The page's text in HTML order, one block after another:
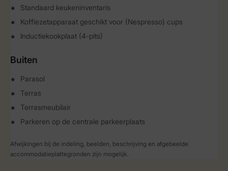
Standaard keukeninventaris
Koffiezetapparaat geschikt voor (Nespresso) cups
Inductiekookplaat (4-pits)
Buiten
Parasol
Terras
Terrasmeubilair
Parkeren op de centrale parkeerplaats
Afwijkingen bij de indeling, beelden, beschrijving en afgebeelde
accommodatieplattegronden zijn mogelijk.